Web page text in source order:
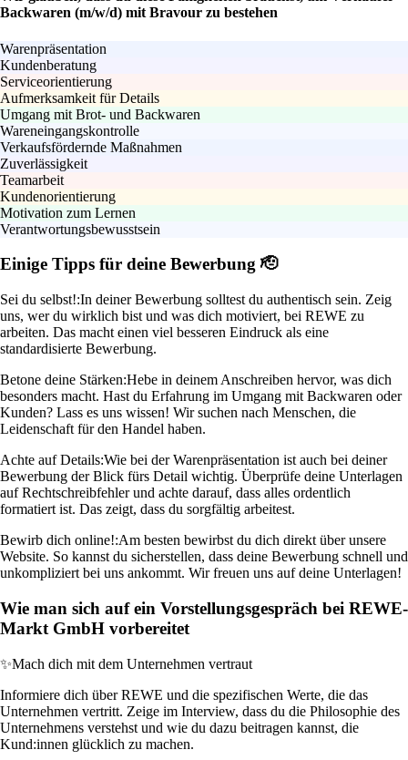
Backwaren (m/w/d) mit Bravour zu bestehen
Warenpräsentation
Kundenberatung
Serviceorientierung
Aufmerksamkeit für Details
Umgang mit Brot- und Backwaren
Wareneingangskontrolle
Verkaufsfördernde Maßnahmen
Zuverlässigkeit
Teamarbeit
Kundenorientierung
Motivation zum Lernen
Verantwortungsbewusstsein
Einige Tipps für deine Bewerbung 🫡
Sei du selbst!:In deiner Bewerbung solltest du authentisch sein. Zeig
uns, wer du wirklich bist und was dich motiviert, bei REWE zu
arbeiten. Das macht einen viel besseren Eindruck als eine
standardisierte Bewerbung.
Betone deine Stärken:Hebe in deinem Anschreiben hervor, was dich
besonders macht. Hast du Erfahrung im Umgang mit Backwaren oder
Kunden? Lass es uns wissen! Wir suchen nach Menschen, die
Leidenschaft für den Handel haben.
Achte auf Details:Wie bei der Warenpräsentation ist auch bei deiner
Bewerbung der Blick fürs Detail wichtig. Überprüfe deine Unterlagen
auf Rechtschreibfehler und achte darauf, dass alles ordentlich
formatiert ist. Das zeigt, dass du sorgfältig arbeitest.
Bewirb dich online!:Am besten bewirbst du dich direkt über unsere
Website. So kannst du sicherstellen, dass deine Bewerbung schnell und
unkompliziert bei uns ankommt. Wir freuen uns auf deine Unterlagen!
Wie man sich auf ein Vorstellungsgespräch bei REWE-
Markt GmbH vorbereitet
✨Mach dich mit dem Unternehmen vertraut
Informiere dich über REWE und die spezifischen Werte, die das
Unternehmen vertritt. Zeige im Interview, dass du die Philosophie des
Unternehmens verstehst und wie du dazu beitragen kannst, die
Kund:innen glücklich zu machen.